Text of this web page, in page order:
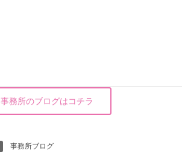
事務所のブログはコチラ
事務所ブログ